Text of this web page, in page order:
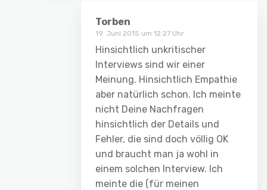
Torben
19. Juni 2015 um 12:27 Uhr
Hinsichtlich unkritischer
Interviews sind wir einer
Meinung. Hinsichtlich Empathie
aber natürlich schon. Ich meinte
nicht Deine Nachfragen
hinsichtlich der Details und
Fehler, die sind doch völlig OK
und braucht man ja wohl in
einem solchen Interview. Ich
meinte die (für meinen